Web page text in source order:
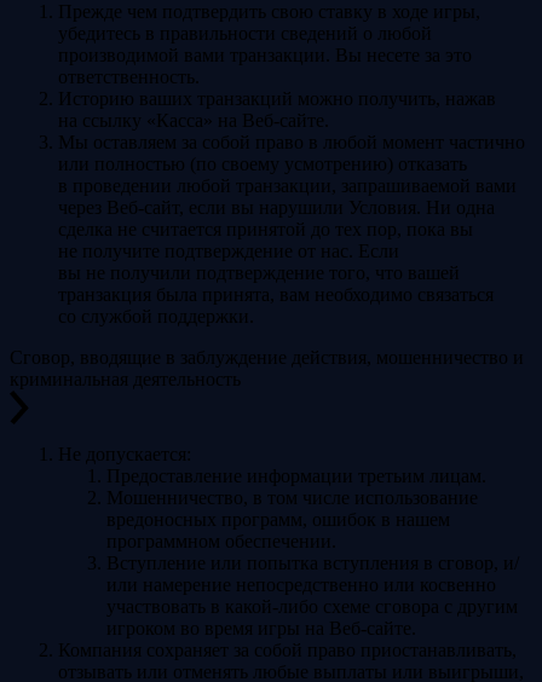
Прежде чем подтвердить свою ставку в ходе игры,
убедитесь в правильности сведений о любой
производимой вами транзакции. Вы несете за это
ответственность.
Историю ваших транзакций можно получить, нажав
на ссылку «Касса» на Веб-сайте.
Мы оставляем за собой право в любой момент частично
или полностью (по своему усмотрению) отказать
в проведении любой транзакции, запрашиваемой вами
через Веб-сайт, если вы нарушили Условия. Ни одна
сделка не считается принятой до тех пор, пока вы
не получите подтверждение от нас. Если
вы не получили подтверждение того, что вашей
транзакция была принята, вам необходимо связаться
со службой поддержки.
Сговор, вводящие в заблуждение действия, мошенничество и
криминальная деятельность
Не допускается:
Предоставление информации третьим лицам.
Мошенничество, в том числе использование
вредоносных программ, ошибок в нашем
программном обеспечении.
Вступление или попытка вступления в сговор, и/
или намерение непосредственно или косвенно
участвовать в какой-либо схеме сговора с другим
игроком во время игры на Веб-сайте.
Компания сохраняет за собой право приостанавливать,
отзывать или отменять любые выплаты или выигрыши,